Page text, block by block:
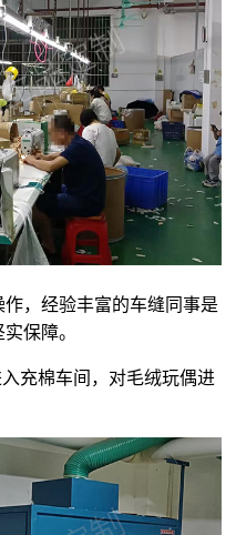
，经验丰富的车缝同事是
保障。
充棉车间，对毛绒玩偶进